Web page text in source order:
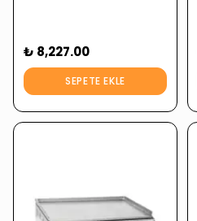
₺ 8,227.00
SEPETE EKLE